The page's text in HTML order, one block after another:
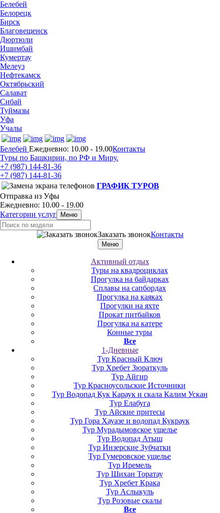
Белебей
Белорецк
Бирск
Благовещенск
Дюртюли
Ишимбай
Кумертау
Мелеуз
Нефтекамск
Октябрьский
Салават
Сибай
Туймазы
Уфа
Учалы
Белебей Ежедневно: 10.00 - 19.00Контакты
Туры по Башкирии, по РФ и Миру.
+7 (987) 144-81-36
+7 (987) 144-81-36
ГРАФИК ТУРОВ
Отправка из Уфы
Ежедневно: 10.00 - 19.00
Категории услуг
Меню
Заказать звонокКонтакты
Меню
Активный отдых
Туры на квадроциклах
Прогулка на байдарках
Сплавы на сапбордах
Прогулка на каяках
Прогулки на яхте
Прокат питбайков
Прогулка на катере
Конные туры
Все
1-Дневные
Тур Красный Ключ
Тур Хребет Зюраткуль
Тур Айгир
Тур Красноусольские Источники
Тур Водопад Кук Караук и скала Калим Ускан
Тур Елабуга
Тур Айские притесы
Тур Гора Хауазе и водопад Кукраук
Тур Мурадымовское ущелье
Тур Водопад Атыш
Тур Инзерские Зубчатки
Тур Гумеровское ущелье
Тур Иремель
Тур Шихан Торатау
Тур Хребет Крака
Тур Аслыкуль
Тур Розовые скалы
Все